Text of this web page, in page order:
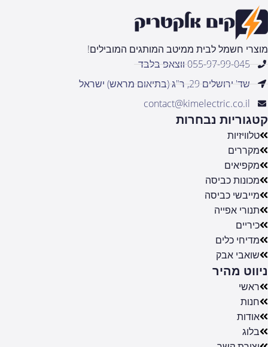
מוצרי חשמל לבית ממיטב המותגים המובילים!
055-97-99-045 ווצאפ בלבד
שד' ירושלים 29, ר"ג (בתיאום מראש) ישראל
contact@kimelectric.co.il
קטגוריות נבחרות
טלוויזיות
מקררים
מקפיאים
מכונות כביסה
מייבשי כביסה
תנורי אפייה
כיריים
מדיחי כלים
שואבי אבק
ניווט מהיר
ראשי
חנות
אודות
בלוג